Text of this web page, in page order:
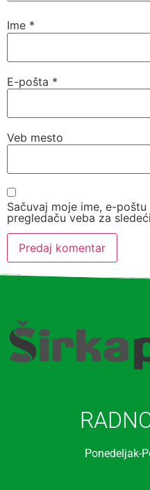
Ime *
E-pošta *
Veb mesto
Sačuvaj moje ime, e-
pregledaču veba za
Ponedeljak-